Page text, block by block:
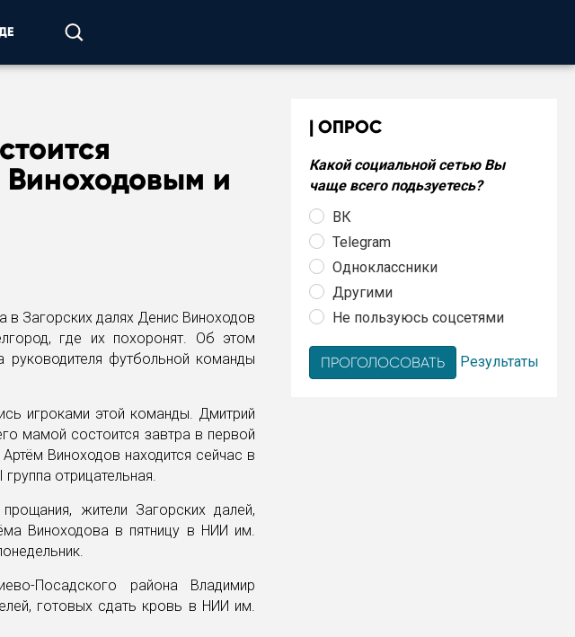
и
в Загорских далях Денис Виноходов
где их похоронят. Об этом
футбольной команды
игроками этой команды. Дмитрий
мамой состоится завтра в первой
Виноходов находится сейчас в
отрицательная.
жители Загорских далей,
Виноходова в пятницу в НИИ им.
Посадского района Владимир
готовых сдать кровь в НИИ им.
ОПРОС
Какой социальной сетью Вы
чаще всего подьзуетесь?
ВК
Telegram
Одноклассники
Другими
Не пользуюсь соцсетями
Результаты